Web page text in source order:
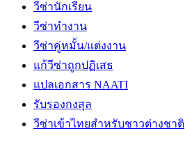
วีซ่านักเรียน
วีซ่าทำงาน
วีซ่าคู่หมั้น/แต่งงาน
แก้วีซ่าถูกปฏิเสธ
แปลเอกสาร NAATI
รับรองกงสุล
วีซ่าเข้าไทยสำหรับชาวต่างชาติ